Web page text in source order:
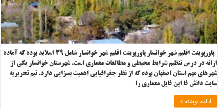
پاورپوینت اقلیم شهر خوانسار پاورپوینت اقلیم شهر خوانسار شامل ۳۹ اسلاید بوده که آماده
ارائه در درس تنظیم شرایط محیطی و مطالعات معماری است. شهرستان خوانسار یکی از
شهرهای مهم استان اصفهان بوده که از نظر جغرافیایی اهمیت بسزایی دارد. تیم تحریریه
سایت دانش فا این فایل معماری را …
ادامه نوشته »